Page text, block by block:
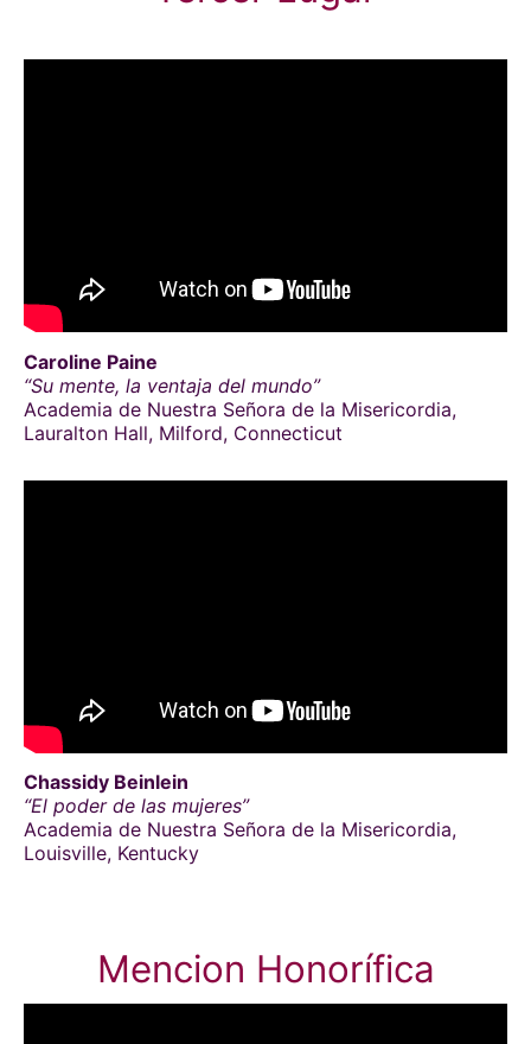
Caroline Paine
“Su mente, la ventaja del mundo”
Academia de Nuestra Señora de la Misericordia,
Lauralton Hall, Milford, Connecticut
Chassidy Beinlein
“El poder de las mujeres”
Academia de Nuestra Señora de la Misericordia,
Louisville, Kentucky
Mencion Honorífica